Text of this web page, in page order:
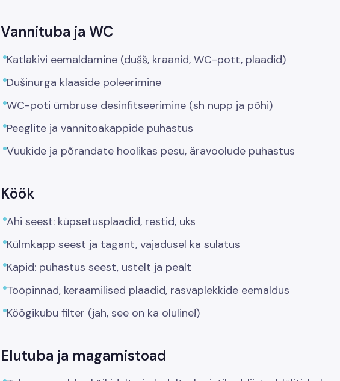
Vannituba ja WC
Katlakivi eemaldamine (dušš, kraanid, WC-pott, plaadid)
Dušinurga klaaside poleerimine
WC-poti ümbruse desinfitseerimine (sh nupp ja põhi)
Peeglite ja vannitoakappide puhastus
Vuukide ja põrandate hoolikas pesu, äravoolude puhastus
Köök
Ahi seest: küpsetusplaadid, restid, uks
Külmkapp seest ja tagant, vajadusel ka sulatus
Kapid: puhastus seest, ustelt ja pealt
Tööpinnad, keraamilised plaadid, rasvaplekkide eemaldus
Köögikubu filter (jah, see on ka oluline!)
Elutuba ja magamistoad